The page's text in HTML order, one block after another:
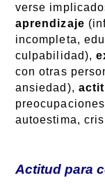
verse
aprendizaje
incompleta,
culpabilidad),
con otras
ansiedad),
autoestima,
Actitud para